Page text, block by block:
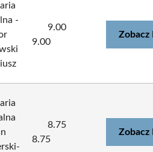
-
9.00
9.00
Zobacz
8.75
8.75
Zobacz